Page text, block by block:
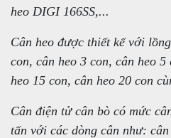
heo DIGI 166SS,...
Cân heo được thiết kế với
con, cân heo 3 con, cân heo
heo 15 con, cân heo 20 con
Cân điện tử cân bò có mức
tấn với các dòng cân như: